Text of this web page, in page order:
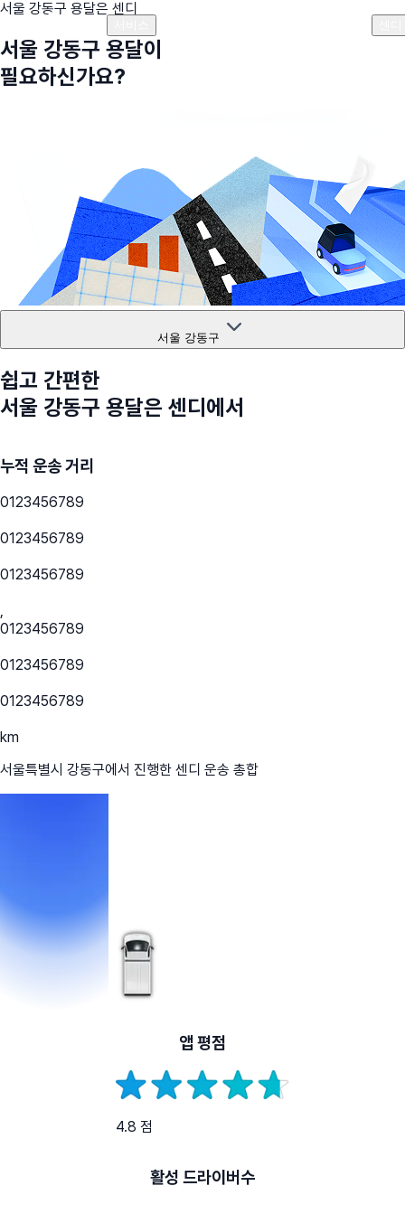
서울 강동구 용달은 센디
서울 강동구 용달이
필요하신가요?
서울 강동구
쉽고 간편한
서울 강동구 용달은 센디에서
누적 운송 거리
0123456789
0123456789
0123456789
,
0123456789
0123456789
0123456789
km
서울특별시 강동구에서 진행한 센디 운송 총합
앱 평점
4.8 점
활성 드라이버수